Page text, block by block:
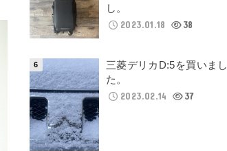
し。
2023.01.18
38
三菱デリカD:5を買いまし
た。
2023.02.14
37